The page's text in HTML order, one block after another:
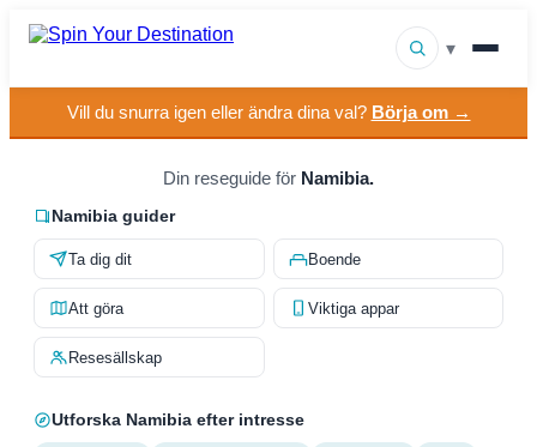
▾
Resmål
Bläddra efter intresse
Hur det fungerar
Om oss
Kontakt
Vill du snurra igen eller ändra dina val? Börja om →
Din reseguide för Namibia.
Namibia guider
Ta dig dit Boende
Att göra Viktiga appar
Resesällskap
Utforska Namibia efter intresse